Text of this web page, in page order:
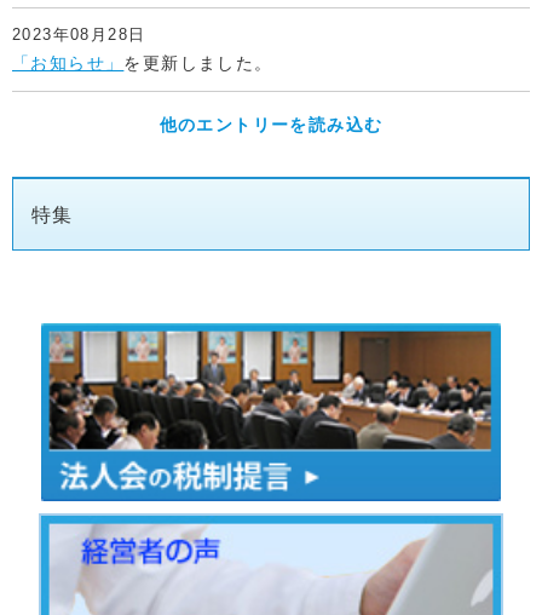
2023年08月28日
「お知らせ」 を更新しました。
他のエントリーを読み込む
特集